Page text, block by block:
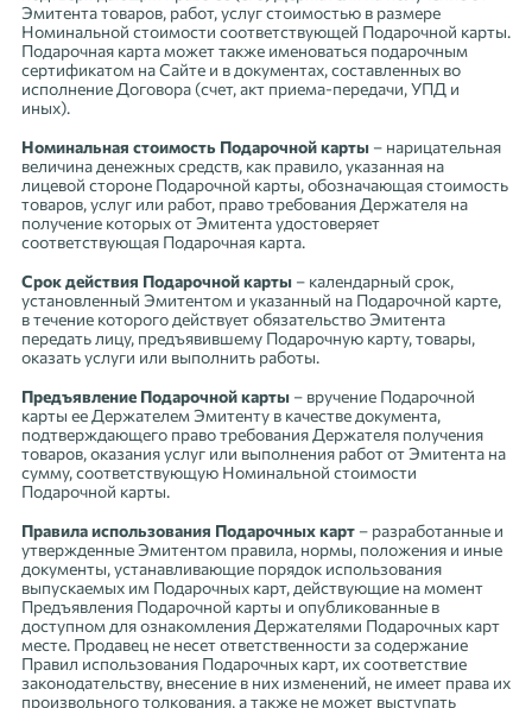
Эмитента товаров, работ, услуг стоимостью в размере
Номинальной стоимости соответствующей Подарочной карты.
Подарочная карта может также именоваться подарочным
сертификатом на Сайте и в документах, составленных во
исполнение Договора (счет, акт приема-передачи, УПД и
иных).
Номинальная стоимость Подарочной карты – нарицательная
величина денежных средств, как правило, указанная на
лицевой стороне Подарочной карты, обозначающая стоимость
товаров, услуг или работ, право требования Держателя на
получение которых от Эмитента удостоверяет
соответствующая Подарочная карта.
Срок действия Подарочной карты – календарный срок,
установленный Эмитентом и указанный на Подарочной карте,
в течение которого действует обязательство Эмитента
передать лицу, предъявившему Подарочную карту, товары,
оказать услуги или выполнить работы.
Предъявление Подарочной карты – вручение Подарочной
карты ее Держателем Эмитенту в качестве документа,
подтверждающего право требования Держателя получения
товаров, оказания услуг или выполнения работ от Эмитента на
сумму, соответствующую Номинальной стоимости
Подарочной карты.
Правила использования Подарочных карт – разработанные и
утвержденные Эмитентом правила, нормы, положения и иные
документы, устанавливающие порядок использования
выпускаемых им Подарочных карт, действующие на момент
Предъявления Подарочной карты и опубликованные в
доступном для ознакомления Держателями Подарочных карт
месте. Продавец не несет ответственности за содержание
Правил использования Подарочных карт, их соответствие
законодательству, внесение в них изменений, не имеет права их
произвольного толкования, а также не может выступать